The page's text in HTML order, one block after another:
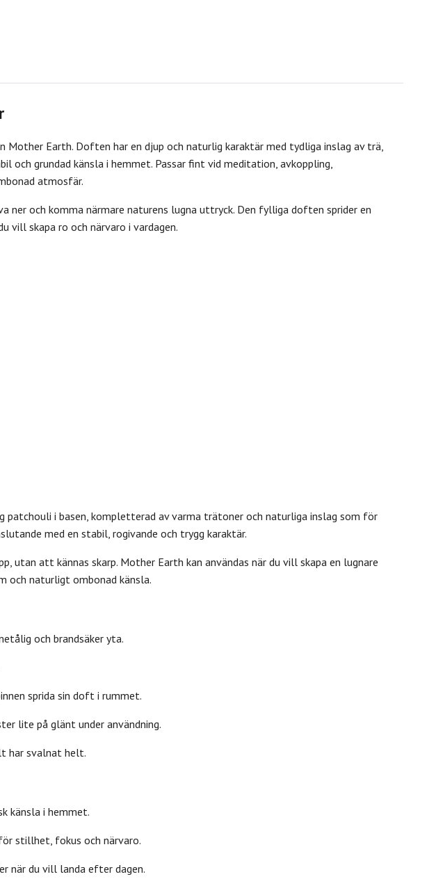
Mother Earth. Doften har en djup och naturlig karaktär med tydliga inslag av trä,
och grundad känsla i hemmet. Passar fint vid meditation, avkoppling,
atmosfär.
ner och komma närmare naturens lugna uttryck. Den fylliga doften sprider en
vill skapa ro och närvaro i vardagen.
i basen, kompletterad av varma trätoner och naturliga inslag som för
med en stabil, rogivande och trygg karaktär.
utan att kännas skarp. Mother Earth kan användas när du vill skapa en lugnare
och naturligt ombonad känsla.
och brandsäker yta.
sprida sin doft i rummet.
lite på glänt under användning.
har svalnat helt.
känsla i hemmet.
stillhet, fokus och närvaro.
när du vill landa efter dagen.